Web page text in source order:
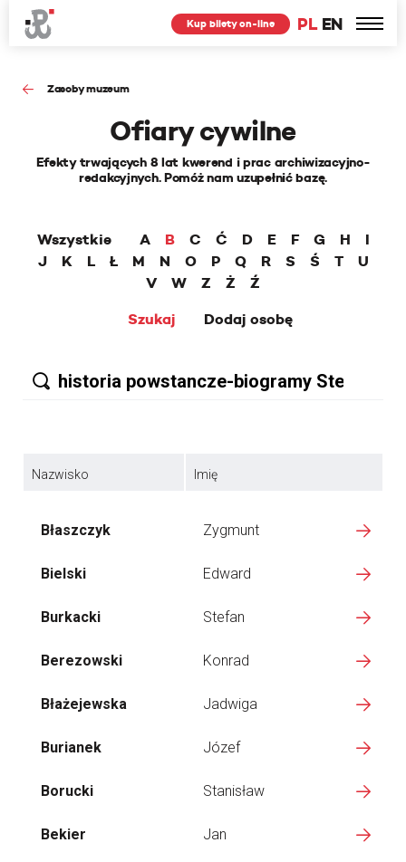
PL EN
Kup bilety on-line
Zasoby muzeum
Ofiary cywilne
Efekty trwających 8 lat kwerend i prac archiwizacyjno-
redakcyjnych. Pomóż nam uzupełnić bazę.
Wszystkie A B C Ć D E F G H
I
J
K L Ł M N O P Q R S Ś T
U
V
W Z Ż
Ź
Szukaj
Dodaj osobę
Nazwisko Imię
Błaszczyk Zygmunt
Bielski Edward
Burkacki Stefan
Berezowski Konrad
Błażejewska Jadwiga
Burianek Józef
Borucki Stanisław
Bekier Jan